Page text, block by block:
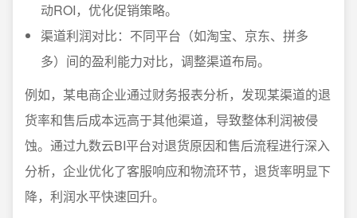
动ROI，优化促销策略。
渠道利润对比：不同平台（如淘宝、京东、拼多
多）间的盈利能力对比，调整渠道布局。
例如，某电商企业通过财务报表分析，发现某渠道的退
货率和售后成本远高于其他渠道，导致整体利润被侵
蚀。通过九数云BI平台对退货原因和售后流程进行深入
分析，企业优化了客服响应和物流环节，退货率明显下
降，利润水平快速回升。